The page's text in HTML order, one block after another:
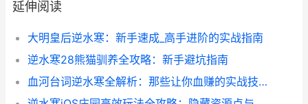
延伸阅读
大明皇后逆水寒：新手速成_高手进阶的实战指南
逆水寒28熊猫驯养全攻略：新手避坑指南
血河台词逆水寒全解析：那些让你血赚的实战技巧与隐藏剧情